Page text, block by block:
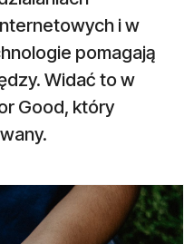
i w
pomagają
Widać to w
Good, który